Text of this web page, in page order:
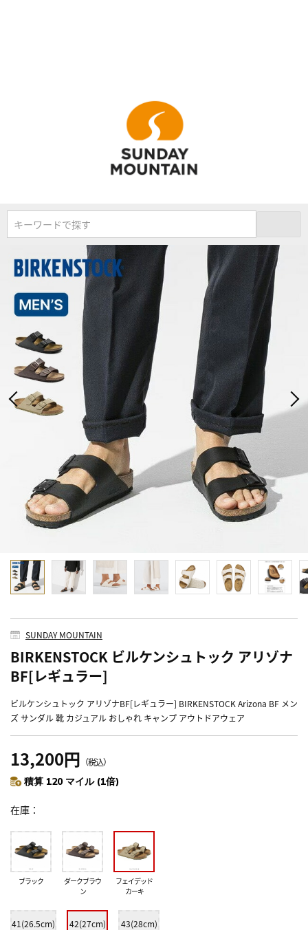
キーワードで探す
SUNDAY MOUNTAIN
BIRKENSTOCK ビルケンシュトック アリゾナ
BF[レギュラー]
ビルケンシュトック アリゾナBF[レギュラー] BIRKENSTOCK Arizona BF メン
ズ サンダル 靴 カジュアル おしゃれ キャンプ アウトドアウェア
13,200円 （税込）
積算 120 マイル (1倍)
在庫
ブラック
ダークブラウ
ン
フェイデッド
カーキ
41(26.5cm) 42(27cm) 43(28cm)